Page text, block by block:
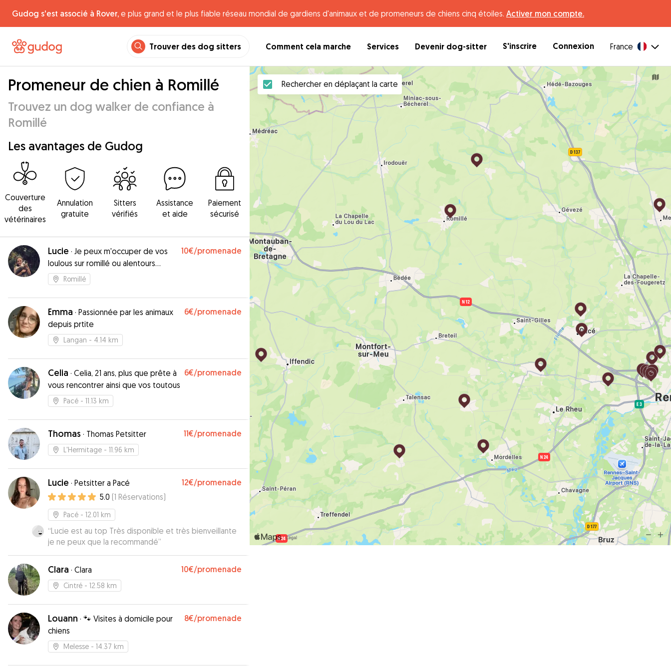
Gudog s'est associé à Rover, e plus grand et le plus fiable réseau mondial de gardiens d'animaux et de promeneurs de chiens cinq étoiles. Activer mon compte.
Trouver des dog sitters Comment cela marche Services Devenir dog-sitter S'inscrire Connexion France
Promeneur de chien à Romillé
Trouvez un dog walker de confiance à
Romillé
Les avantages de Gudog
Couverture
des
vétérinaires
Annulation
gratuite
Sitters
vérifiés
Assistance
et aide
Paiement
sécurisé
Lucie · Je peux m'occuper de vos
loulous sur romillé ou alentours
(proche Rennes)
10€/promenade
Romillé
Emma · Passionnée par les animaux
depuis prtite
6€/promenade
Langan - 4.14 km
Celia · Celia, 21 ans, plus que prête à
vous rencontrer ainsi que vos toutous
6€/promenade
Pacé - 11.13 km
Thomas · Thomas Petsitter 11€/promenade
L'Hermitage - 11.96 km
Lucie · Petsitter a Pacé 12€/promenade
5.0 (1 Réservations)
Pacé - 12.01 km
“Lucie est au top Très disponible et très bienveillante
je ne peux que la recommandé”
Clara · Clara 10€/promenade
Cintré - 12.58 km
Louann · 🐾 Visites à domicile pour
chiens
8€/promenade
Melesse - 14.37 km
Rechercher en déplaçant la carte